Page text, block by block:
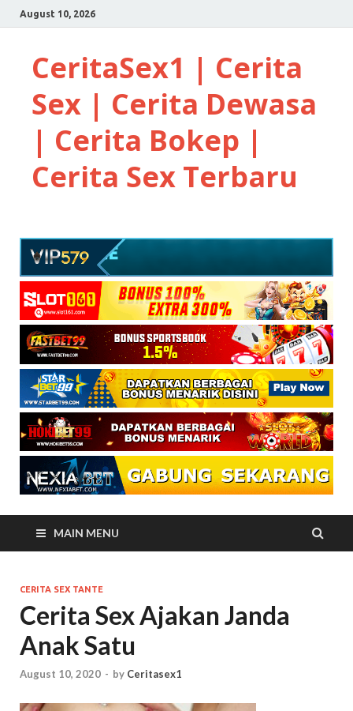
August 10, 2026
CeritaSex1 | Cerita
Sex | Cerita Dewasa
| Cerita Bokep |
Cerita Sex Terbaru
MAIN MENU
CERITA SEX TANTE
Cerita Sex Ajakan Janda
Anak Satu
August 10, 2020 - by Ceritasex1